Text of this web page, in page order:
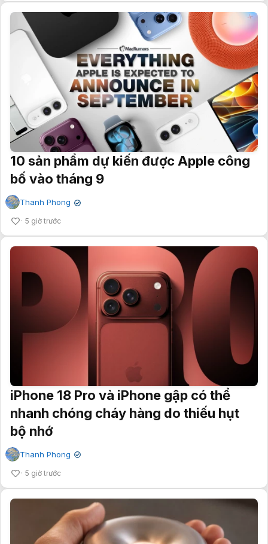
10 sản phẩm dự kiến được Apple công
bố vào tháng 9
Thanh Phong ✔
5 giờ trước
iPhone 18 Pro và iPhone gập có thể
nhanh chóng cháy hàng do thiếu hụt
bộ nhớ
Thanh Phong ✔
5 giờ trước